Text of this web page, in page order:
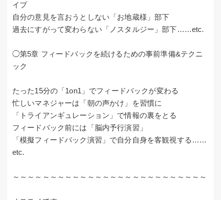
イプ
自分の意見を言おうとしない「お地蔵様」部下
過去にすがって変わらない「ノスタルジー」部下……etc.
◯第5章 フィードバックを続けるための事前準備&テクニ
ック
たった15分の「1on1」でフィードバックが変わる
忙しいマネジャーは「朝の声かけ」を習慣に
「トライアンギュレーション」で情報の裏をとる
フィードバック前には「脳内予行演習」
「模擬フィードバック演習」で自分自身を客観視する……
etc.
～～～～～～～～～～～～～～～～～～～～～～～～～～